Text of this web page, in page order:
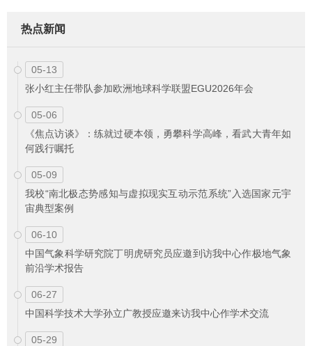
热点新闻
05-13
张小红主任带队参加欧洲地球科学联盟EGU2026年会
05-06
《焦点访谈》：练就过硬本领，勇攀科学高峰，看武大青年如
何践行嘱托
05-09
我校“南北极态势感知与虚拟现实互动示范系统”入选国家元宇
宙典型案例
06-10
中国气象科学研究院丁明虎研究员应邀到访我中心作极地气象
前沿学术报告
06-27
中国科学技术大学孙立广教授应邀来访我中心作学术交流
05-29